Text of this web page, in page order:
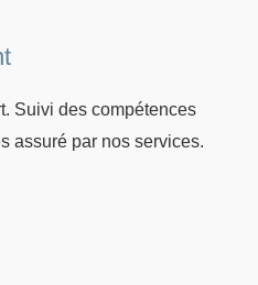
Suivi des compétences
assuré par nos services.